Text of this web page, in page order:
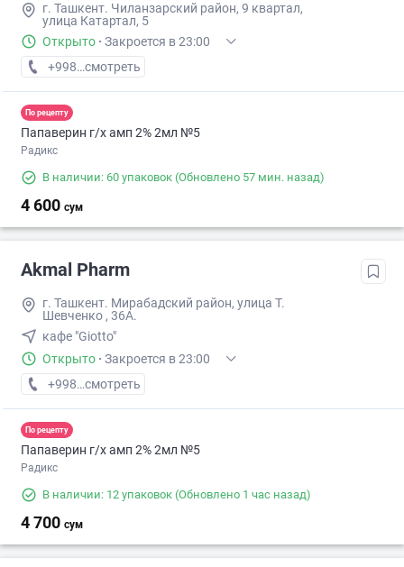
г. Ташкент. Чиланзарский район, 9 квартал,
улица Катартал, 5
Открыто · Закроется в 23:00
+998 (99) XXX-XX-XX
смотреть
По рецепту
Папаверин г/х амп 2% 2мл №5
Радикс
В наличии: 60 упаковок (Обновлено 57 мин. назад)
4 600 сум
Akmal Pharm
г. Ташкент. Мирабадский район, улица Т.
Шевченко , 36А.
кафе "Giotto"
Открыто · Закроется в 23:00
+998 (99) XXX-XX-XX
смотреть
По рецепту
Папаверин г/х амп 2% 2мл №5
Радикс
В наличии: 12 упаковок (Обновлено 1 час назад)
4 700 сум